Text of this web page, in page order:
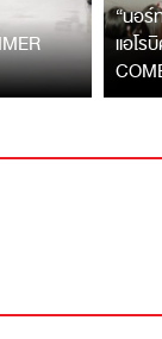
“นอร์
แอโร